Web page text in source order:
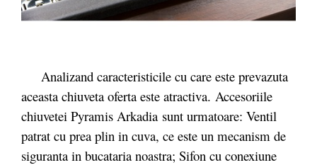
Analizand caracteristicile cu care este prevazuta
aceasta chiuveta oferta este atractiva. Accesoriile
chiuvetei Pyramis Arkadia sunt urmatoare: Ventil
patrat cu prea plin in cuva, ce este un mecanism de
siguranta in bucataria noastra; Sifon cu conexiune